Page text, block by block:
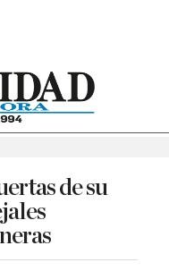
de su